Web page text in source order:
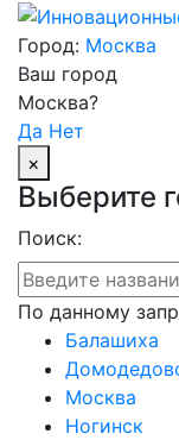
Город: Москва
Ваш город
Москва?
Да Нет
×
Выберите
Поиск:
По данному
Балашиха
Москва
Ногинск